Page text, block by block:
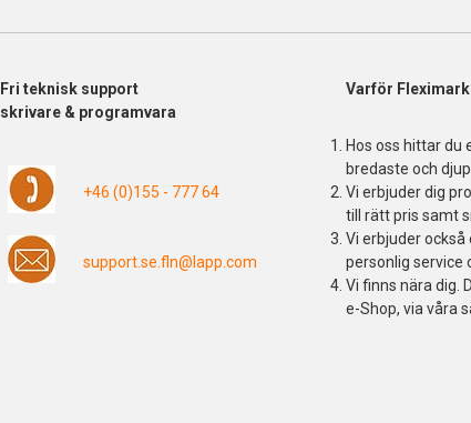
Fri teknisk support
skrivare & programvara
+46 (0)155 - 777 64
support.se.fln@lapp.com
Varför
Hos oss hittar du
bredaste och
Vi erbjuder dig
till rätt pris samt
Vi erbjuder också
personlig service
Vi finns nära dig.
e-Shop, via våra